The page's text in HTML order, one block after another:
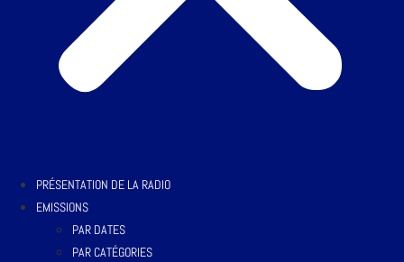
PRÉSENTATION DE LA RADIO
EMISSIONS
PAR DATES
PAR CATÉGORIES